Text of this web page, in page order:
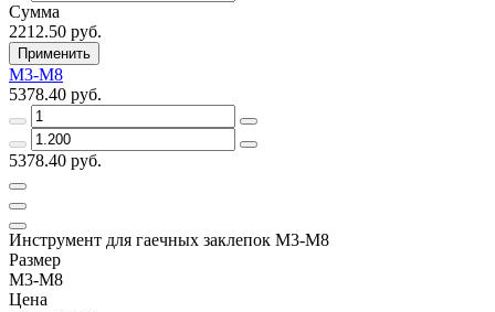
Сумма
2212.50 руб.
Применить
М3-М8
5378.40 руб.
5378.40 руб.
Инструмент для гаечных заклепок М3-М8
Размер
М3-М8
Цена